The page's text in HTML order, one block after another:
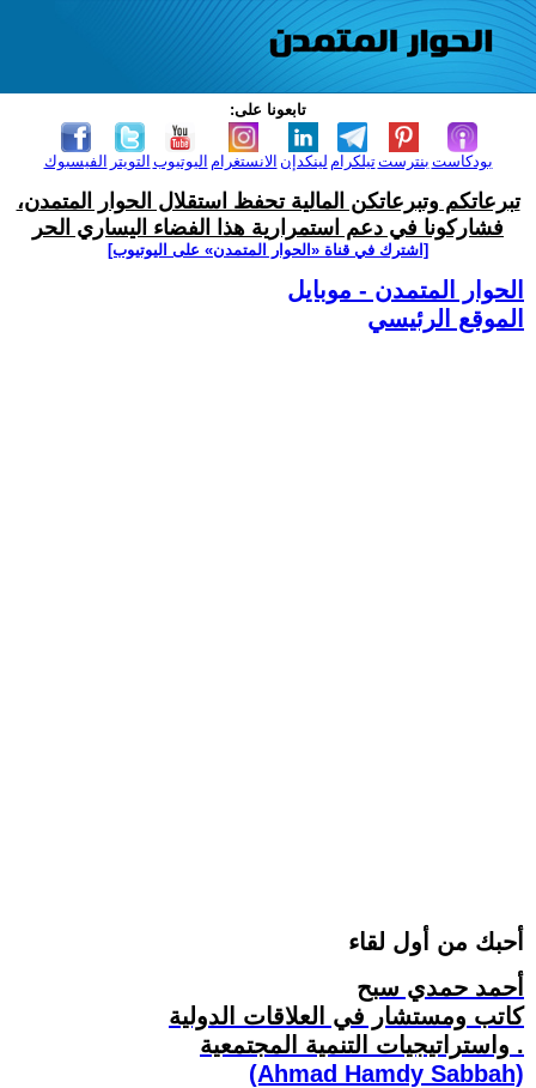
تابعونا على:
الفيسبوك التويتر اليوتيوب الانستغرام لينكدإن تيلكرامبنترست بودكاست
تبرعاتكم وتبرعاتكن المالية تحفظ استقلال الحوار المتمدن،
فشاركونا في دعم استمرارية هذا الفضاء اليساري الحر
[اشترك في قناة ‫«الحوار المتمدن» على اليوتيوب]
الحوار المتمدن - موبايل
الموقع الرئيسي
أحبك من أول لقاء
أحمد حمدي سبح
كاتب ومستشار في العلاقات الدولية
واستراتيجيات التنمية المجتمعية .
(Ahmad Hamdy Sabbah)